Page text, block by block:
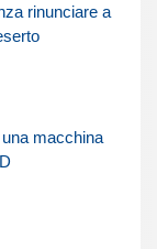
rinunciare a
macchina